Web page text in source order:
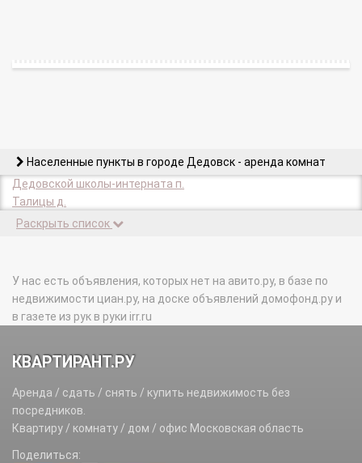
Населенные пункты в городе Дедовск - аренда комнат
Дедовской школы-интерната п.
Талицы д.
Раскрыть список
У нас есть объявления, которых нет на авито.ру, в базе по
недвижимости циан.ру, на доске объявлений домофонд.ру и
в газете из рук в руки irr.ru
КВАРТИРАНТ.РУ
Аренда / сдать / снять / купить недвижимость без
посредников.
Квартиру / комнату / дом / офис Московская область
Поделиться: